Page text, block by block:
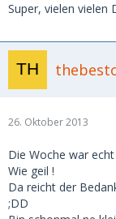
Super, vielen vielen
26. Oktober 2013
Die Woche war
Wie geil !
Da reicht der
;DD